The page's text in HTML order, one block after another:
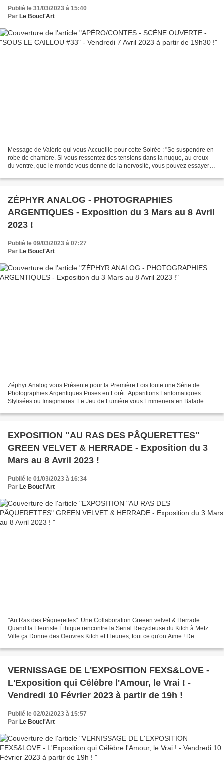
Publié le 31/03/2023 à 15:40
Par Le Boucl'Art
Message de Valérie qui vous Accueille pour cette Soirée : "Se suspendre en
robe de chambre. Si vous ressentez des tensions dans la nuque, au creux
du ventre, que le monde vous donne de la nervosité, vous pouvez essayer la
ZÉPHYR ANALOG - PHOTOGRAPHIES
ARGENTIQUES - Exposition du 3 Mars au 8 Avril
2023 !
Publié le 09/03/2023 à 07:27
Par Le Boucl'Art
Zéphyr Analog vous Présente pour la Première Fois toute une Série de
Photographies Argentiques Prises en Forêt. Apparitions Fantomatiques
Stylisées ou Imaginaires. Le Jeu de Lumière vous Emmenera en Balade
EXPOSITION "AU RAS DES PÂQUERETTES"
GREEN VELVET & HERRADE - Exposition du 3
Mars au 8 Avril 2023 !
Publié le 01/03/2023 à 16:34
Par Le Boucl'Art
"Au Ras des Pâquerettes". Une Collaboration Greeen.velvet & Herrade.
Quand la Fleuriste Éthique rencontre la Serial Recycleuse du Kitch à Metz
Ville ça Donne des Oeuvres Kitch et Fleuries, tout ce qu'on Aime ! De
VERNISSAGE DE L'EXPOSITION FEXS&LOVE -
L'Exposition qui Célèbre l'Amour, le Vrai ! -
Vendredi 10 Février 2023 à partir de 19h !
Publié le 02/02/2023 à 15:57
Par Le Boucl'Art